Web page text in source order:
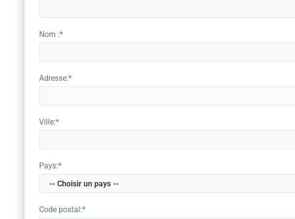
Nom :*
Adresse:*
Ville:*
Pays:*
Code postal:*